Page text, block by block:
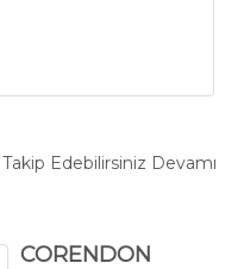
Edebilirsiniz Devamı
CORENDON